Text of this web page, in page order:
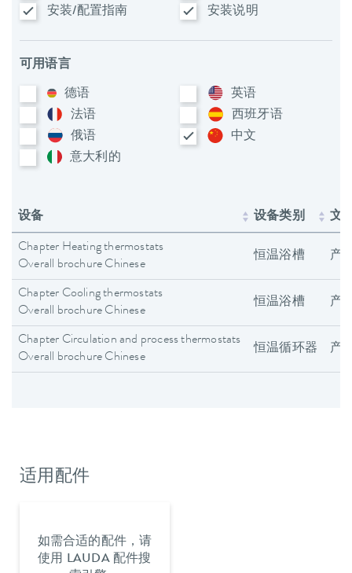
安装/配置指南
安装说明
可用语言
德语
英语
法语
西班牙语
俄语
中文
意大利​的
设备 设备类别 文
Chapter Heating thermostats
Overall brochure Chinese
恒温浴槽 产
Chapter Cooling thermostats
Overall brochure Chinese
恒温浴槽 产
Chapter Circulation and process thermostats
Overall brochure Chinese
恒温循环器 产
适用配件
如需合适的配件，请
使用 LAUDA 配件搜